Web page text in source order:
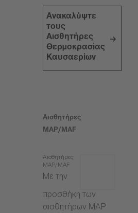
Ανακαλύψτε
τους
Αισθητήρες
Θερμοκρασίας
Καυσαερίων
Αισθητήρες
MAP/MAF
Αισθητήρες
MAP/MAF
Με την
προσθήκη των
αισθητήρων MAP